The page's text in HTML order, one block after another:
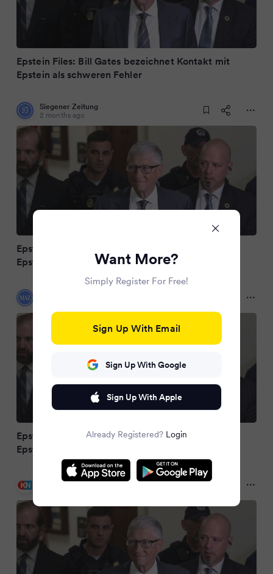
Epstein Files: Bill Gates bezeichnet Kontakt mit
Epstein als schweren Fehler
Siegener Zeitung
2 months ago
Epstein Files: Bill Gates bezeichnet Kontakt mit
Epstein als schweren Fehler
Epstein Files: Bill Gates bezeichnet Kontakt mit
Epstein als schweren Fehler
Kieler Nachrichten
Want More?
Simply Register For Free!
Sign Up With Email
Sign Up With Google
Sign Up With Apple
Already Registered? Login